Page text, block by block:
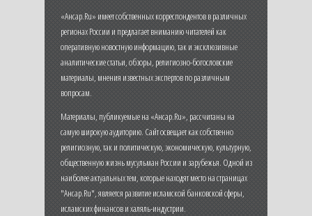
«Ансар.Ru» имеет собственных корреспондентов в различных
регионах России и предлагает вниманию читателей как
оперативную новостную информацию, так и эксклюзивные
аналитические статьи, обзоры, религиозно-богословские
материалы, мнения известных экспертов по различным
вопросам.
Материалы, публикуемые на «Ансар.Ru», рассчитаны на
самую широкую аудиторию. Сайт освещает как собственно
религиозную, так и политическую, экономическую, культурную,
общественную жизнь мусульман России и зарубежья. Одной из
наиболее актуальных тем, которые находят место на страницах
"Ансар.Ru", является развитие исламской банковской сферы,
исламских финансов и халяль-индустрии.